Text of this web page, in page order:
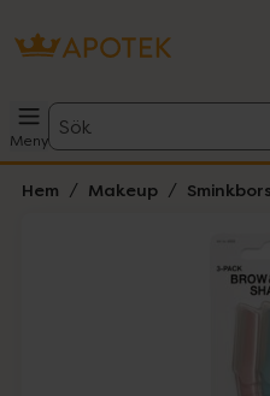
Meny
Sök
Hem Makeup
Lista: . Innehåller